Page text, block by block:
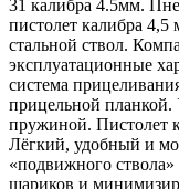
31 калибра 4.5мм.
пистолет калибра
стальной ствол.
эксплуатационные
система
прицельной
пружиной. Пистолет
Лёгкий, удобный и
«подвижного ствола»
шариков и